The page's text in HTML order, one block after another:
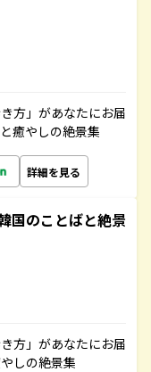
方」があなたにお届
癒やしの絶景集
詳細を見る
国のことばと絶景
方」があなたにお届
しの絶景集